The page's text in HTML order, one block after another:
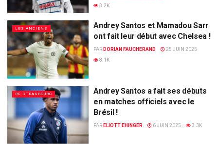
3.2K
LES ANCIENS
Andrey Santos et Mamadou Sarr
ont fait leur début avec Chelsea !
PAR DORIAN FAUCHERAND
25 JUIN 2025
8.1K
RC STRASBOURG
Andrey Santos a fait ses débuts
en matches officiels avec le
Brésil !
PAR ELIOTT EHINGER 6 JUIN 2025 3.3K